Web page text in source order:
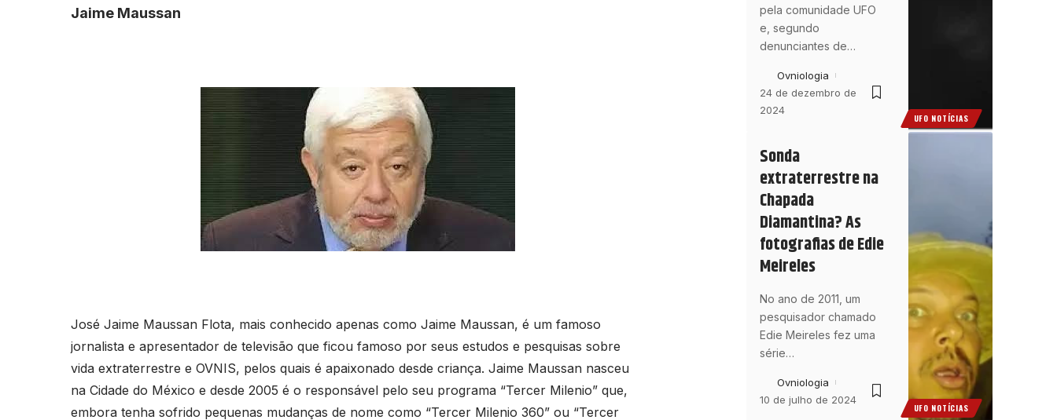
Jaime Maussan
José Jaime Maussan Flota, mais conhecido apenas como Jaime Maussan, é um famoso
jornalista e apresentador de televisão que ficou famoso por seus estudos e pesquisas sobre
vida extraterrestre e OVNIS, pelos quais é apaixonado desde criança. Jaime Maussan nasceu
na Cidade do México e desde 2005 é o responsável pelo seu programa “Tercer Milenio” que,
embora tenha sofrido pequenas mudanças de nome como “Tercer Milenio 360” ou “Tercer
UFO NOTÍCIAS
pela comunidade UFO
e, segundo
denunciantes de…
Ovniologia
24 de dezembro de
2024
UFO NOTÍCIAS
Sonda
extraterrestre na
Chapada
Diamantina? As
fotografias de Edie
Meireles
No ano de 2011, um
pesquisador chamado
Edie Meireles fez uma
série…
Ovniologia
10 de julho de 2024